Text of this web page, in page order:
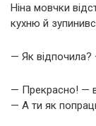
Ніна мовчки
кухню й
— Як відпочила?
— Прекрасно! —
— А ти як